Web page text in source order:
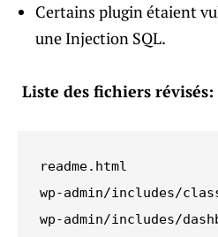
Certains plugin étaient
une Injection SQL.
Liste des fichiers révisés:
readme.html
wp-admin/includes/
wp-admin/includes/